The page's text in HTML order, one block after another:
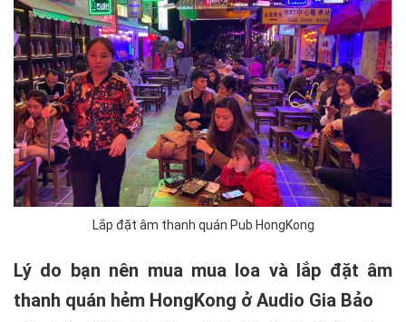
Lắp đặt âm thanh quán Pub HongKong
Lý do bạn nên mua mua loa và lắp đặt âm
thanh quán hẻm HongKong ở Audio Gia Bảo